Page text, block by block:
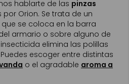
hablarte de las pinzas
Orion. Se trata de un
se coloca en la barra
armario o sobre alguno de
elimina las polillas
escoger entre distintas
o el agradable aroma a